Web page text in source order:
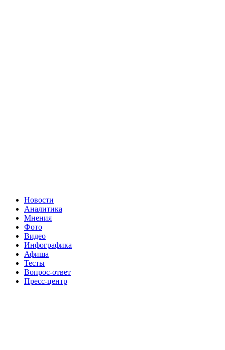
Новости
Аналитика
Мнения
Фото
Видео
Инфографика
Афиша
Тесты
Вопрос-ответ
Пресс-центр